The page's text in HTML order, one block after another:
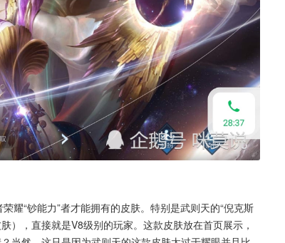
耀“钞能力”者才能拥有的皮肤。特别是武则天的“倪克斯
），直接就是V8级别的玩家。这款皮肤放在首页展示，